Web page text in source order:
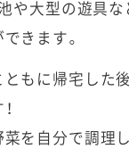
や大型の遊具な
きます。
もに帰宅した
を自分で調理